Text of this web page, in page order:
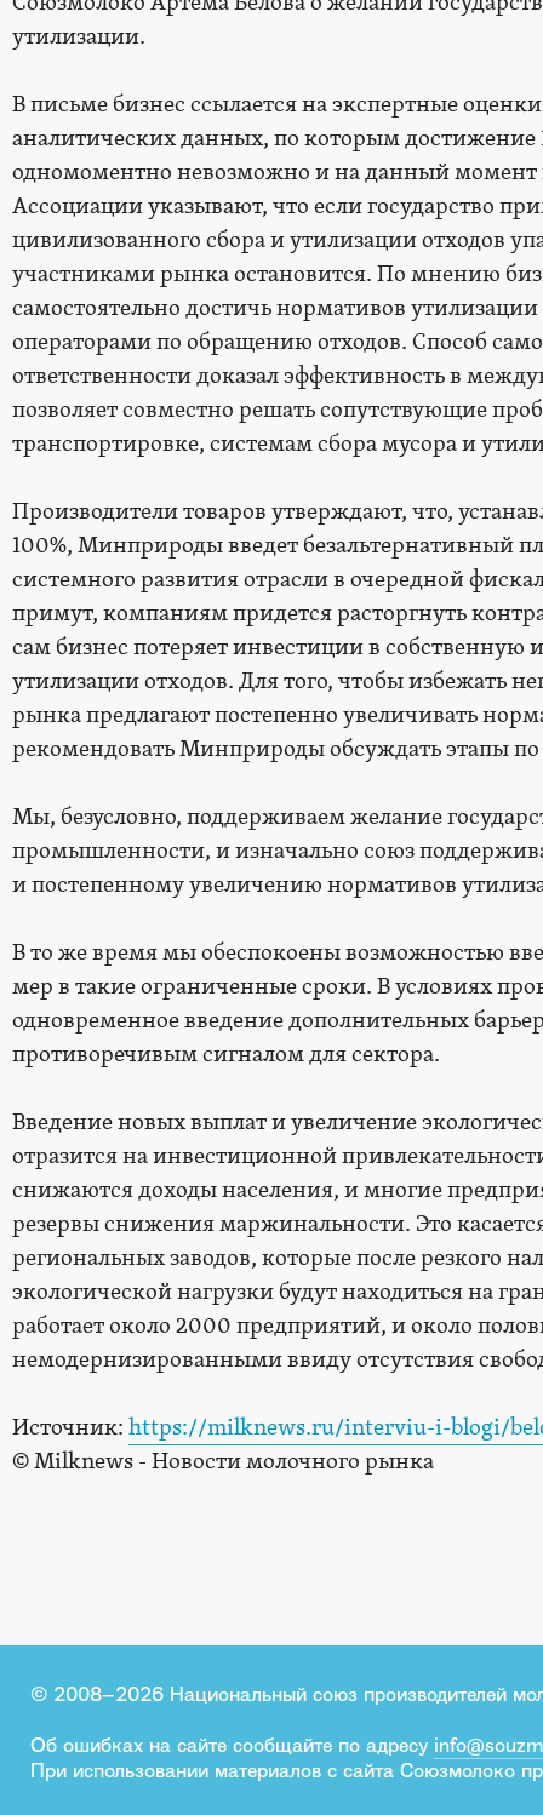
утилизации.
В письме бизнес ссылается на экспертные
аналитических данных, по которым достижение
одномоментно невозможно и на данный момент
Ассоциации указывают, что если государство
цивилизованного сбора и утилизации отходов
участниками рынка остановится. По мнению
самостоятельно достичь нормативов
операторами по обращению отходов. Способ
ответственности доказал эффективность в
позволяет совместно решать сопутствующие
транспортировке, системам сбора мусора и
Производители товаров утверждают, что,
100%, Минприроды введет безальтернативный
системного развития отрасли в очередной
примут, компаниям придется расторгнуть
сам бизнес потеряет инвестиции в собственную
утилизации отходов. Для того, чтобы избежать
рынка предлагают постепенно увеличивать
рекомендовать Минприроды обсуждать этапы
Мы, безусловно, поддерживаем желание
промышленности, и изначально союз
и постепенному увеличению нормативов
В то же время мы обеспокоены возможностью
мер в такие ограниченные сроки. В условиях
одновременное введение дополнительных
противоречивым сигналом для сектора.
Введение новых выплат и увеличение
отразится на инвестиционной
снижаются доходы населения, и многие
резервы снижения маржинальности. Это
региональных заводов, которые после резкого
экологической нагрузки будут находиться на
работает около 2000 предприятий, и около
немодернизированными ввиду отсутствия
Источник:https://milknews.ru/interviu-i-blogi/
© Milknews - Новости молочного рынка
© 2008–2026 Национальный союз производителей
Об ошибках на сайте сообщайте по адресу
При использовании материалов с сайта Союзмолоко